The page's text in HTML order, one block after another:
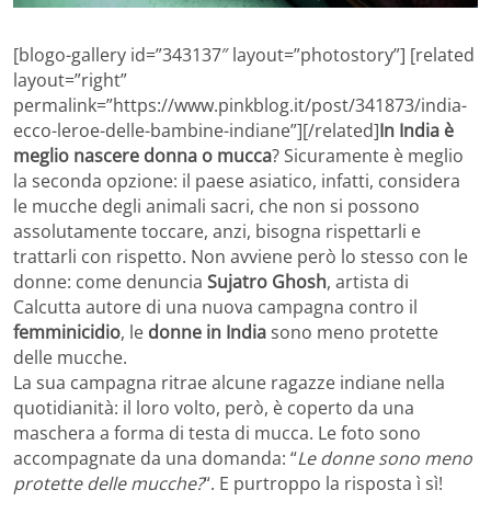
[blogo-gallery id=”343137″ layout=”photostory”] [related
layout=”right”
permalink=”https://www.pinkblog.it/post/341873/india-
ecco-leroe-delle-bambine-indiane”][/related]In India è
meglio nascere donna o mucca? Sicuramente è meglio
la seconda opzione: il paese asiatico, infatti, considera
le mucche degli animali sacri, che non si possono
assolutamente toccare, anzi, bisogna rispettarli e
trattarli con rispetto. Non avviene però lo stesso con le
donne: come denuncia Sujatro Ghosh, artista di
Calcutta autore di una nuova campagna contro il
femminicidio, le donne in Indiasono meno protette
delle mucche.
La sua campagna ritrae alcune ragazze indiane nella
quotidianità: il loro volto, però, è coperto da una
maschera a forma di testa di mucca. Le foto sono
accompagnate da una domanda: “Le donne sono meno
protette delle mucche?“. E purtroppo la risposta ì sì!